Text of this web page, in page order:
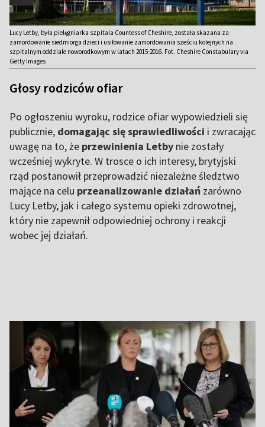
Lucy Letby, była pielęgniarka szpitala Countess of Cheshire, została skazana za
zamordowanie siedmiorga dzieci i usiłowanie zamordowania sześciu kolejnych na
szpitalnym oddziale noworodkowym w latach 2015-2016. Fot. Cheshire Constabulary via
Getty Images
Głosy rodziców ofiar
Po ogłoszeniu wyroku, rodzice ofiar wypowiedzieli się
publicznie, domagając się sprawiedliwości i zwracając
uwagę na to, że przewinienia Letby nie zostały
wcześniej wykryte. W trosce o ich interesy, brytyjski
rząd postanowił przeprowadzić niezależne śledztwo
mające na celu przeanalizowanie działań zarówno
Lucy Letby, jak i całego systemu opieki zdrowotnej,
który nie zapewnił odpowiedniej ochrony i reakcji
wobec jej działań.